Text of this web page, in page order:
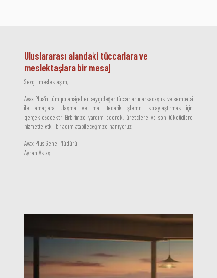
Uluslararası alandaki tüccarlara ve
meslektaşlara bir mesaj
Sevgili meslektaşım,
Avax Plus’in tüm potansiyelleri saygıdeğer tüccarların arkadaşlık ve sempatisi
ile amaçlara ulaşma ve mal tedarik işlemini kolaylaştırmak için
gerçekleşecektir. Birbirimize yardım ederek, üreticilere ve son tüketicilere
hizmette etkili bir adım atabileceğimize inanıyoruz.
Avax Plus Genel Müdürü
Ayhan Aktaş